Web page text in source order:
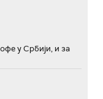
у Србији, и за